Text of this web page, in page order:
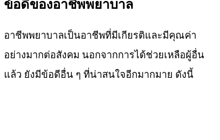
ข้อดีของอาชีพพยาบาล
อาชีพพยาบาลเป็นอาชีพที่มีเกียรติและมีคุณค่า
อย่างมากต่อสังคม นอกจากการได้ช่วยเหลือผู้อื่น
แล้ว ยังมีข้อดีอื่น ๆ ที่น่าสนใจอีกมากมาย ดังนี้